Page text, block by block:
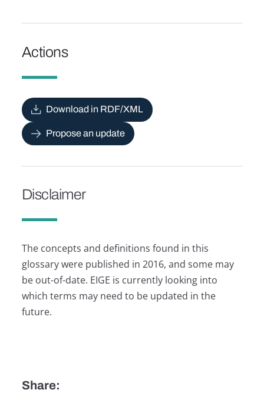
Actions
Download in RDF/XML
Propose an update
Disclaimer
The concepts and definitions found in this
glossary were published in 2016, and some may
be out-of-date. EIGE is currently looking into
which terms may need to be updated in the
future.
Share: